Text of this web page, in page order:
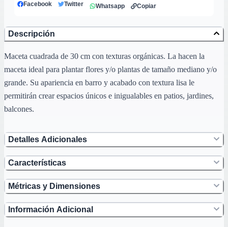
Facebook Twitter Whatsapp Copiar
Descripción
Maceta cuadrada de 30 cm con texturas orgánicas. La hacen la
maceta ideal para plantar flores y/o plantas de tamaño mediano y/o
grande. Su apariencia en barro y acabado con textura lisa le
permitirán crear espacios únicos e inigualables en patios, jardines,
balcones.
Detalles Adicionales
Características
Métricas y Dimensiones
Información Adicional